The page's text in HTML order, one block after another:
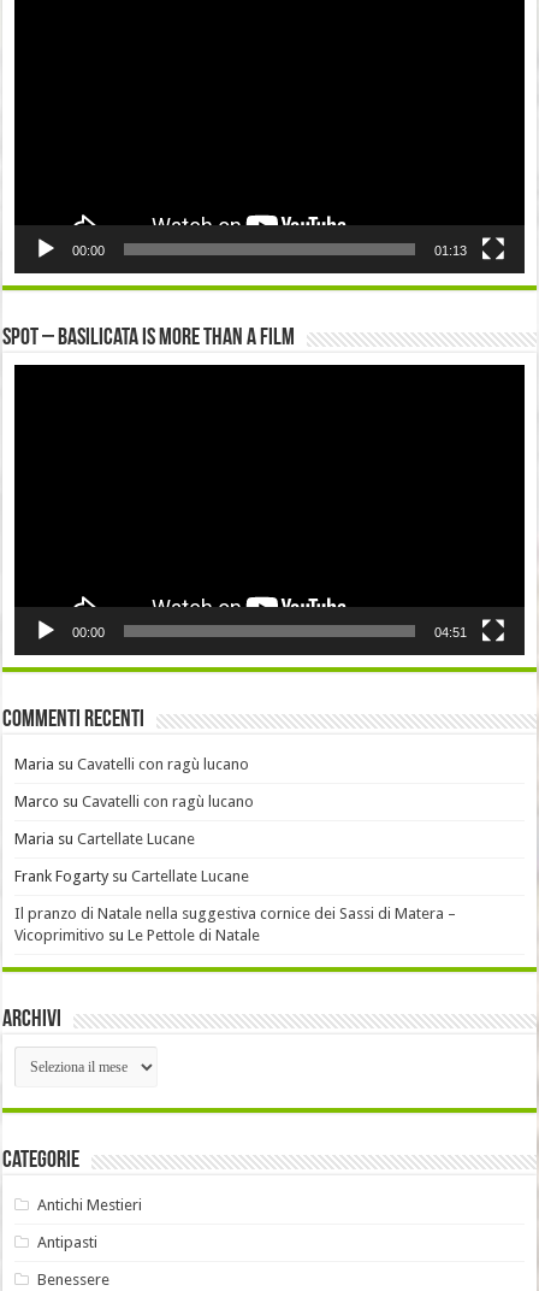
00:00 01:13
Spot – Basilicata is more than a Film
00:00 04:51
Commenti recenti
Maria suCavatelli con ragù lucano
Marco suCavatelli con ragù lucano
Maria suCartellate Lucane
Frank FogartysuCartellate Lucane
Il pranzo di Natale nella suggestiva cornice dei Sassi di Matera –
Vicoprimitivo suLe Pettole di Natale
Archivi
Archivi
Categorie
Antichi Mestieri
Antipasti
Benessere